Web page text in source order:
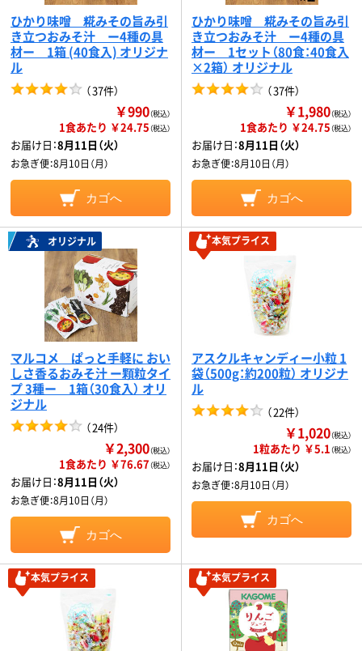
ひかり味噌 糀みその旨み引
き立つおみそ汁 ー4種の具
材ー 1箱 (40食入) オリジナ
ル
（37件）
￥990（税込）
1食あたり ￥24.75（税込）
お届け日：8月11日（火）
お急ぎ便：8月10日（月）
カゴへ
ひかり味噌 糀みその旨み引
き立つおみそ汁 ー4種の具
材ー 1セット（80食：40食入
×2箱） オリジナル
（37件）
￥1,980（税込）
1食あたり ￥24.75（税込）
お届け日：8月11日（火）
お急ぎ便：8月10日（月）
カゴへ
オリジナル
マルコメ ぱっと手軽に おい
しさ香るおみそ汁 ー顆粒タイ
プ 3種ー 1箱（30食入） オリ
ジナル
（24件）
￥2,300（税込）
1食あたり ￥76.67（税込）
お届け日：8月11日（火）
お急ぎ便：8月10日（月）
カゴへ
本気プライス
アスクルキャンディー小粒 1
袋（500g：約200粒） オリジナ
ル
（22件）
￥1,020（税込）
1粒あたり ￥5.1 （税込）
お届け日：8月11日（火）
お急ぎ便：8月10日（月）
カゴへ
本気プライス 本気プライス